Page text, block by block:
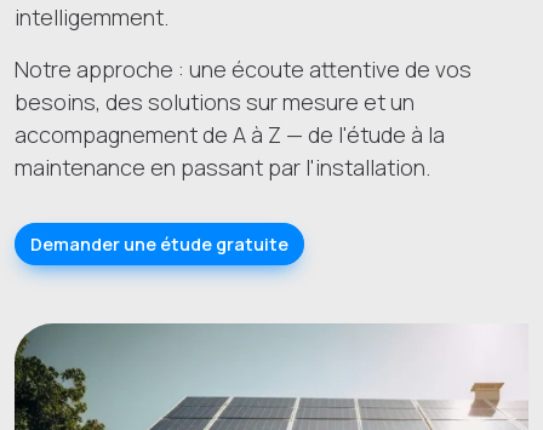
intelligemment.
Notre approche : une écoute attentive de vos
besoins, des solutions sur mesure et un
accompagnement de A à Z — de l'étude à la
maintenance en passant par l'installation.
Demander une étude gratuite